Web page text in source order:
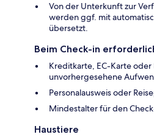
Von der Unterkunft zur
werden ggf. mit
übersetzt.
Beim Check-in
Kreditkarte, EC-Karte
unvorhergesehene
Personalausweis oder
Mindestalter für den
Haustiere